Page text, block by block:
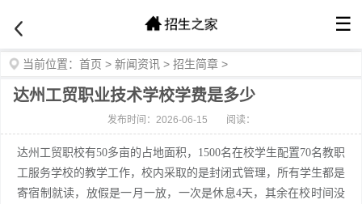
☰
当前位置： 首页 > 新闻资讯 > 招生简章 >
达州工贸职业技术学校学费是多少
发布时间：2026-06-15 阅读：
达州工贸职校有50多亩的占地面积，1500名在校学生配置70名教职
工服务学校的教学工作，校内采取的是封闭式管理，所有学生都是
寄宿制就读，放假是一月一放，一次是休息4天，其余在校时间没